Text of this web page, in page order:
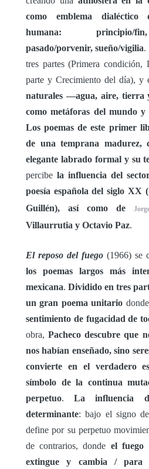
como emblema dialéctico
humana: principio/
pasado/porvenir, sueño/vigilia.
tres partes (Primera condición,
parte y Crecimiento del día), y
naturales —agua, aire, tierra
como metáforas del mundo y
Los poemas de este primer
de una temprana madurez,
elegante labrado formal y su
percibe la influencia del
poesía española del siglo XX (
Guillén), así como de
Villaurrutia y Octavio Paz.
El reposo del fuego (1966) se
los poemas largos más
mexicana. Dividido en tres
un gran poema unitario
sentimiento de fugacidad de
obra,Pacheco descubre que
nos habían enseñado, sino
convierte en el verdadero
símbolo de la continua
perpetuo.La influencia
determinante: bajo el signo
define por su perpetuo
de contrarios, donde el fuego
extingue y cambia / para